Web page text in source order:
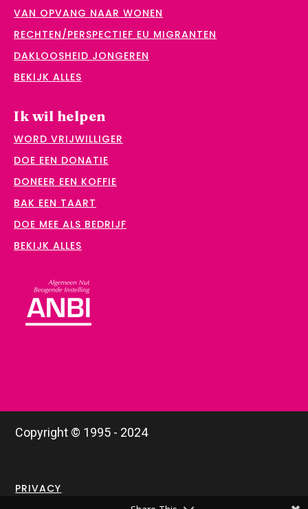
VAN OPVANG NAAR WONEN
RECHTEN/PERSPECTIEF EU MIGRANTEN
DAKLOOSHEID JONGEREN
BEKIJK ALLES
Ik wil helpen
WORD VRIJWILLIGER
DOE EEN DONATIE
DONEER EEN KOFFIE
BAK EEN TAART
DOE MEE ALS BEDRIJF
BEKIJK ALLES
Copyright © 1995 - 2024
PRIVACY